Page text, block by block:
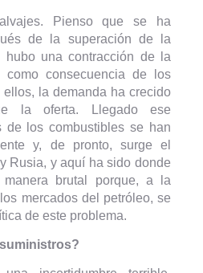
Pienso que se ha
de la superación de la
una contracción de la
como consecuencia de los
ellos, la demanda ha crecido
la oferta. Llegado ese
de los combustibles se han
y, de pronto, surge el
Rusia, y aquí ha sido donde
brutal porque, a la
mercados del petróleo, se
de este problema.